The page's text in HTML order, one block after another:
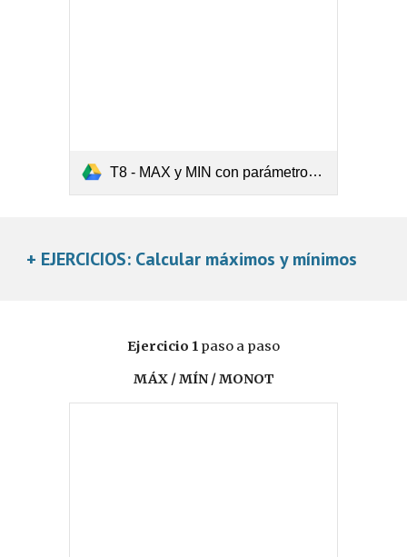
T8 - MAX y MIN con parámetros (Inventado 3).pdf
+ EJERCICIOS: Calcular máximos y mínimos
Ejercicio 1 paso a paso
MÁX / MÍN / MONOT